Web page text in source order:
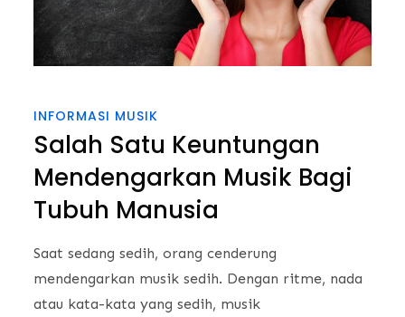
INFORMASI MUSIK
Salah Satu Keuntungan
Mendengarkan Musik Bagi
Tubuh Manusia
Saat sedang sedih, orang cenderung
mendengarkan musik sedih. Dengan ritme, nada
atau kata-kata yang sedih, musik